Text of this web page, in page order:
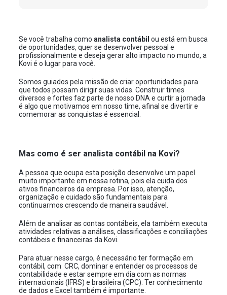
Se você trabalha comoanalista contábilou está em busca
de oportunidades, quer se desenvolver pessoal e
profissionalmente e deseja gerar alto impacto no mundo, a
Kovi é o lugar para você.
Somos guiados pela missão de criar oportunidades para
que todos possam dirigir suas vidas. Construir times
diversos e fortes faz parte de nosso DNA e curtir a jornada
é algo que motivamos em nosso time, afinal se divertir e
comemorar as conquistas é essencial.
Mas como é ser analista contábil na Kovi?
A pessoa que ocupa esta posição desenvolve um papel
muito importante em nossa rotina, pois ela cuida dos
ativos financeiros da empresa. Por isso, atenção,
organização e cuidado são fundamentais para
continuarmos crescendo de maneira saudável.
Além de analisar as contas contábeis, ela também executa
atividades relativas a análises, classificações e conciliações
contábeis e financeiras da Kovi.
Para atuar nesse cargo, é necessário ter formação em
contábil, com CRC, dominar e entender os processos de
contabilidade e estar sempre em dia com as normas
internacionais (IFRS) e brasileira (CPC). Ter conhecimento
de dados e Excel também é importante.